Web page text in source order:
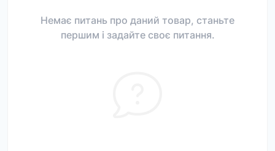
Немає питань про даний товар, станьте
першим і задайте своє питання.